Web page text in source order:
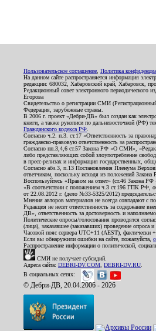
Пользовательское соглашение Политика
На данном сайте распространяется информация
редакции: 680032, Хабаровский край, Хабаровск,
Редакционный совет электронного
Егорова
Свидетельство о регистрации СМИ
Федерация, зарубежные страны.
В 2006 г. проект «Дебри-ДВ» был создан как
книги, а также рукописи по дальневосточной (РФ)
Гражданского кодекса РФ
Согласно ч.2. п.3. ст.17 «Ответственность за
гражданско-правовую ответственность за
Согласно пп.3,4,6 ст.57 Закона РФ «О СМИ»,
либо представляющих собой злоупотребление
в пресс-релизах и информация государственных,
Согласно абз.3, п.13 Постановления Пленума
ответчиком, поскольку исходя из положений
Воспользуйтесь «Правом на ответ» (ст.46 Закона
«В соответствии с положением ч.3 ст.196 ГПК РФ,
от 22.08.2012 г. (дело №33-5325/2012)
Мнения авторов материалов не всегда совпадают с
Редакция не несет ответственность за содержание
ДВ», ответственность за достоверность и
Политические опросы/голосования проводятся
(лица), заказавшее (заказавших) проведение опроса
Часовой пояс сервера UTC+11 (AEST), фактически
Если вы обнаружили ошибки на сайте, пожалуйста,
Распространение информации о политической,
СМИ не получает субсидий.
Адреса сайта: DEBRI-DV.COM DEBRI-DV.RU
В социальных сетях:
© Дебри-ДВ, 20.04.2006 - 2026